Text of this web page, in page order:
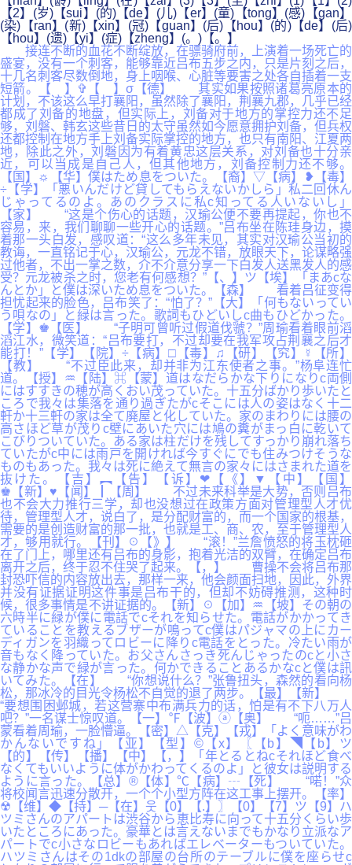
【2】(岁)【sui】(的)【de】(儿)【er】(童)【tong】(感)【gan】
(染)【ran】(新)【xin】(冠)【guan】(后)【hou】(的)【de】(后)
【hou】(遗)【yi】(症)【zheng】(。)【。】
接连不断的血花不断绽放，在骠骑府前，上演着一场死亡的
盛宴，没有一个刺客，能够靠近吕布五步之内，只是片刻之后，
十几名刺客尽数倒地，身上咽喉、心脏等要害之处各自插着一支
短箭。【 】✞【 】σ【德】 其实如果按照诸葛亮原本的
计划，不该这么早打襄阳，虽然除了襄阳，荆襄九郡，几乎已经
都成了刘备的地盘，但实际上，刘备对于地方的掌控力还不足
够，刘磐、韩玄这些昔日的太守虽然如今愿意拥护刘备，但兵权
还都控制在地方手上刘备实际掌控的地方，也只有南阳、江夏两
地，除此之外，刘磐因为有着黄忠这层关系，对刘备也十分亲
近，可以当成是自己人，但其他地方，刘备控制力还不够。
【国】☼【华】僕はため息をついた。【裔】▽【病】❥【毒】
÷【学】「悪いんだけど貸してもらえないかしら」私二回休ん
じゃってるのよ。あのクラスに私c知ってる人いないし」
【家】 “这是个伤心的话题，汉瑜公便不要再提起，你也不
容易，来，我们聊聊一些开心的话题。”吕布坐在陈珪身边，摸
着那一头白发，感叹道：“这么多年未见，其实对汉瑜公当初的
教诲，一直铭记于心，汉瑜公，元龙不错，放眼天下，论谋略强
过他者，不出一掌之数，介不介意分享一下白发人送黑发人的感
受？元龙被杀之时，您老有何感想？”【、】ツ【埃】「まあcな
んとか」と僕は深いため息をついた。【森】 看着吕征变得
担忧起来的脸色，吕布笑了：“怕了？”【大】「何もないってい
う唄なの」と緑は言った。歌詞もひどいしc曲もひどかった。
【学】♚【医】 “子明可曾听过假道伐虢？”周瑜看着眼前滔
滔江水，微笑道：“吕布要打，不过却要在我军攻占荆襄之后才
能打！”【学】【院】÷【病】□【毒】♫【研】【究】☿【所】
【教】 “不过臣此来，却并非为江东使者之事。”杨阜连忙
道。【授】♒【陆】⌘【蒙】道はなだらかな下りになりc両側
にはすすきの穂が高くおい茂っていた。十五分ばかり歩いたと
ころで我々は集落を通り過ぎたがcそこには人の姿はなく十二
軒か十三軒の家は全て廃屋と化していた。家のまわりには腰の
高さほど草が茂りc壁にあいた穴には鳩の糞がまっ白に乾いて
こびりついていた。ある家は柱だけを残してすっかり崩れ落ち
ていたがc中には雨戸を開ければ今すぐにでも住みつけそうな
ものもあった。我々は死に絶えて無言の家々にはさまれた道を
抜けた。【吉】︻【告】【诉】❤【《】▼【中】【国】
♚【新】♥【闻】┃【周】 不过未来科举是大势，否则吕布
也不会大力推行三学，却也没想过在政策方面对管理型人才优
待，管理型人才，说白了，是分配财富的，而一个国家的根基，
需要的是创造财富的那一批，也就是工、商、农，至于管理型人
才，够用就行。【刊】☉【》】 “滚！”兰詹愤怒的将玉枕砸
在了门上，哪里还有吕布的身影，抱着光洁的双臂，在确定吕布
离开之后，终于忍不住哭了起来。【，】 曹操不会将吕布那
封恐吓信的内容放出去，那样一来，他会颜面扫地，因此，外界
并没有证据证明这件事是吕布干的，但却不妨碍推测，这种时
候，很多事情是不讲证据的。【新】☉【加】♒【坡】その朝の
六時半に緑が僕に電話でcそれを知らせた。電話がかかってき
ていることを教えるブザーが鳴ってc僕はパジャマの上にカー
ディガンを羽織ってロビーに降りc電話をとった。冷たい雨が
音もなく降っていた。お父さんさっき死んじゃったのcと小さ
な静かな声で緑が言った。何かできることあるかなcと僕は訊
いてみた。【在】 “你想说什么？”张鲁扭头，森然的看向杨
松，那冰冷的目光令杨松不自觉的退了两步。【最】【新】
“要想围困邺城，若这营寨中布满兵力的话，怕是有不下八万人
吧？”一名谋士惊叹道。【一】℉【波】ⓐ【奥】 “呃……”吕
蒙看着周瑜，一脸懵逼。【密】△【克】【戎】「よく意味がわ
かんないですね」【亚】【型】©【x】〖【b】◥【b】ツ
【的】【传】【播】【中】【，】「年とるとねcそれほど食べ
なくてもいいように体がかわってくるのよ」と彼女は説明する
ように言った。【总】®【体】℃【病】┄【死】 “喏！”众
将校闻言迅速分散开，一个个小型方阵在这工事上摆开。【率】
☢【维】◆【持】─【在】웃【0】【.】〗【0】【7】ツ【9】ハ
ツミさんのアパートは渋谷から恵比寿に向って十五分くらい歩
いたところにあった。豪華とは言えないまでもかなり立派なア
パートでc小さなロビーもあればエレベーターもついていた。
ハツミさんはその1dkの部屋の台所のテーブルに僕を座らせc